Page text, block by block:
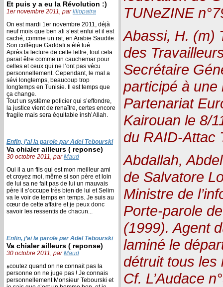
Et puis y a eu la Révolution :)
1er novembre 2011, parliliopatra
On est mardi 1er novembre 2011, déjà
neuf mois que ben ali s’est enfui et il est
caché, comme un rat, en Arabie Saudite.
Son collègue Gaddafi a été tué.
Après la lecture de cette lettre, tout cela
parait être comme un cauchemar pour
celles et ceux qui ne l’ont pas vécu
personnellement. Cependant, le mal a
sévi longtemps, beaucoup trop
longtemps en Tunisie. Il est temps que
ça change.
Tout un système policier qui s’effondre,
la justice vient de renaître, certes encore
fragile mais sera équitable insh’Allah.
Enfin, j’ai la parole par Adel Tebourski
Va chialer ailleurs ( reponse)
30 octobre 2011, parMaud
Oui il a un fils qui est mon meilleur ami
et croyez moi, même si son père et loin
de lui sa ne fait pas de lui un mauvais
père il s’occupe très bien de lui et Selim
va le voir de temps en temps. Je suis au
cœur de cette affaire et je peux donc
savoir les ressentis de chacun...
Enfin, j’ai la parole par Adel Tebourski
Va chialer ailleurs ( reponse)
30 octobre 2011, parMaud
ةcoutez quand on ne connait pas la
personne on ne juge pas ! Je connais
personnellement Monsieur Tebourski et
TUNeZINE
Abassi, H. (m)
des
Secrétaire
participé à une
Partenariat
Kairouan le 8/
du RAID-Attac
Abdallah,
de Salvatore
Ministre de
Porte-parole
(1999). Agent
laminé le
détruit tous les
Cf. L’Audace